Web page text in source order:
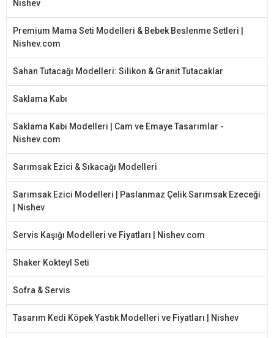
Nishev
Premium Mama Seti Modelleri & Bebek Beslenme Setleri |
Nishev.com
Sahan Tutacağı Modelleri: Silikon & Granit Tutacaklar
Saklama Kabı
Saklama Kabı Modelleri | Cam ve Emaye Tasarımlar -
Nishev.com
Sarımsak Ezici & Sıkacağı Modelleri
Sarımsak Ezici Modelleri | Paslanmaz Çelik Sarımsak Ezeceği
| Nishev
Servis Kaşığı Modelleri ve Fiyatları | Nishev.com
Shaker Kokteyl Seti
Sofra & Servis
Tasarım Kedi Köpek Yastık Modelleri ve Fiyatları | Nishev